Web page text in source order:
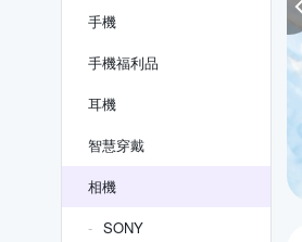
手機
手機福利品
耳機
智慧穿戴
相機
SONY